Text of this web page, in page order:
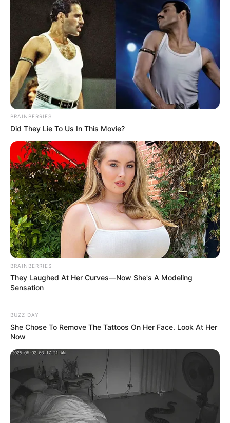
TAGS
ΛΙΜΝΙΩΝΑΣ
ΠΑΡΑΛΙΕΣ ΕΥΒΟΙΑΣ
© 2025 EVIANEWS του Γιώργου Κουτσελίνη
BRAINBERRIES
Did They Lie To Us In This Movie?
BRAINBERRIES
They Laughed At Her Curves—Now She's A Modeling
Sensation
BUZZ DAY
She Chose To Remove The Tattoos On Her Face. Look At Her
Now